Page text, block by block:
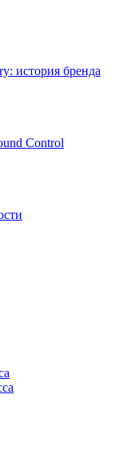
история бренда
Control